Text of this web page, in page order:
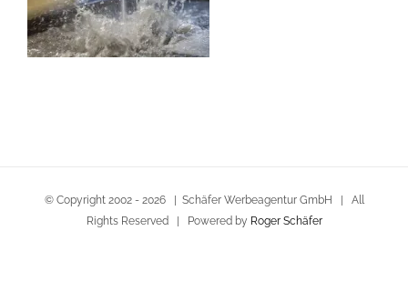
© Copyright 2002 - 2026 | Schäfer Werbeagentur GmbH | All
Rights Reserved | Powered by Roger Schäfer